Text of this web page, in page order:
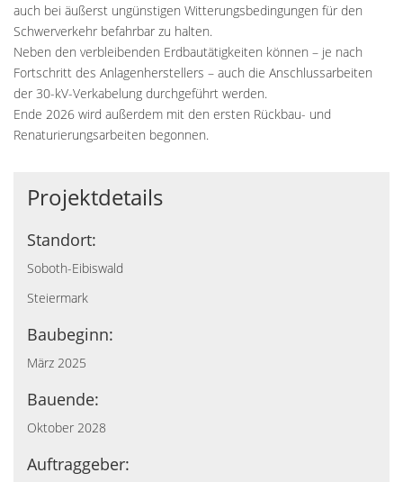
auch bei äußerst ungünstigen Witterungsbedingungen für den
Schwerverkehr befahrbar zu halten.
Neben den verbleibenden Erdbautätigkeiten können – je nach
Fortschritt des Anlagenherstellers – auch die Anschlussarbeiten
der 30-kV-Verkabelung durchgeführt werden.
Ende 2026 wird außerdem mit den ersten Rückbau- und
Renaturierungsarbeiten begonnen.
Projektdetails
Standort:
Soboth-Eibiswald
Steiermark
Baubeginn:
März 2025
Bauende:
Oktober 2028
Auftraggeber: